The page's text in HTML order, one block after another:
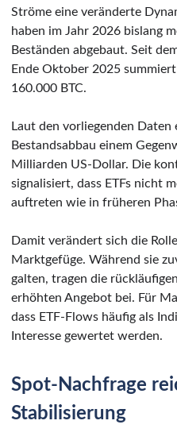
Ströme eine veränderte
haben im Jahr 2026 bislang
Beständen abgebaut. Seit
Ende Oktober 2025
160.000 BTC.
Laut den vorliegenden
Bestandsabbau einem
Milliarden US-Dollar. Die
signalisiert, dass ETFs nicht
auftreten wie in früheren
Damit verändert sich die
Marktgefüge. Während sie
galten, tragen die
erhöhten Angebot bei. Für
dass ETF-Flows häufig als
Interesse gewertet werden.
Spot-Nachfrage
Stabilisierung